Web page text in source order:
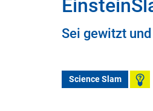
Sei gewitzt
Science Slam